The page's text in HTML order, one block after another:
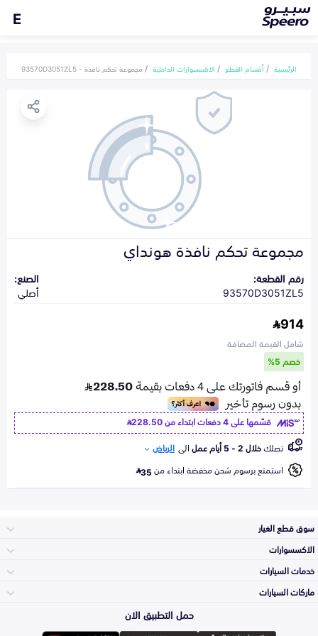
E
الرئيسية أقسام القطع الاكسسوارات الداخلية مجموعة تحكم نافذة - 93570D3051ZL5
مجموعة تحكم نافذة هونداي
رقم القطعة:
93570D3051ZL5
الصنع:
أصلي
914
شامل القيمة المضافة
خصم 5%
قسّمها على 4 دفعات ابتداء من
228.50
تصلكخلال 2 - 5 أيام عمل الى الرياض
استمتع برسوم شحن مخفضة ابتداء من35
سوق قطع الغيار
المكائن، القيرات
وملحقاتها
الاكسسوارات
خدمات السيارات
الأكثر مبيعاً
ماركات السيارات
تويوتا
حمل التطبيق الان